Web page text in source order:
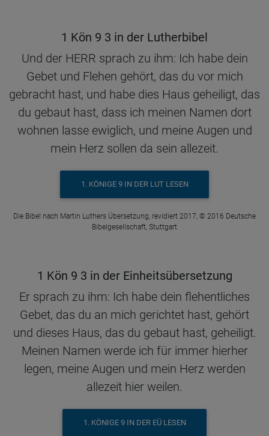
1 Kön 9 3 in der Lutherbibel
Und der HERR sprach zu ihm: Ich habe dein
Gebet und Flehen gehört, das du vor mich
gebracht hast, und habe dies Haus geheiligt, das
du gebaut hast, dass ich meinen Namen dort
wohnen lasse ewiglich, und meine Augen und
mein Herz sollen da sein allezeit.
1. KÖNIGE 9 IN DER LUT LESEN
Die Bibel nach Martin Luthers Übersetzung, revidiert 2017, © 2016 Deutsche
Bibelgesellschaft, Stuttgart
1 Kön 9 3 in der Einheitsübersetzung
Er sprach zu ihm: Ich habe dein flehentliches
Gebet, das du an mich gerichtet hast, gehört
und dieses Haus, das du gebaut hast, geheiligt.
Meinen Namen werde ich für immer hierher
legen, meine Augen und mein Herz werden
allezeit hier weilen.
1. KÖNIGE 9 IN DER EÜ LESEN